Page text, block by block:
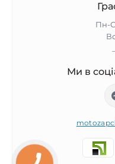
Пн-
Ми в